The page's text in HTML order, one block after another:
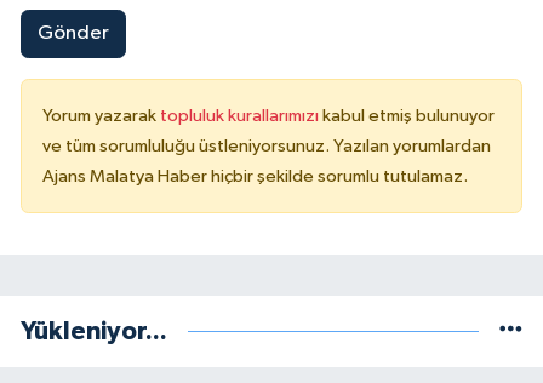
Gönder
Yorum yazarak topluluk kurallarımızı kabul etmiş bulunuyor
ve tüm sorumluluğu üstleniyorsunuz. Yazılan yorumlardan
Ajans Malatya Haber hiçbir şekilde sorumlu tutulamaz.
Yükleniyor...